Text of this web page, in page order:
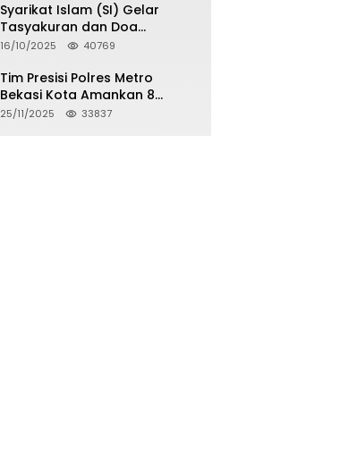
Syarikat Islam (SI) Gelar
Tasyakuran dan Doa
Bersama Organisasi
16/10/2025 40769
Tim Presisi Polres Metro
Bekasi Kota Amankan 8
Remaja Diduga Hendak
25/11/2025 33837